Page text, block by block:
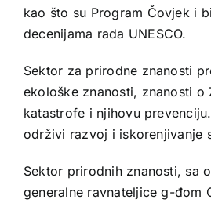
kao što su Program Čovjek i
decenijama rada UNESCO.
Sektor za prirodne znanosti
ekološke znanosti, znanosti
katastrofe i njihovu
održivi razvoj i iskorenjivanje
Sektor prirodnih znanosti, sa
generalne ravnateljice g-đom